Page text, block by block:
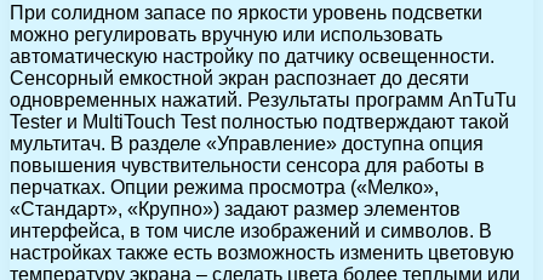
При солидном запасе по яркости уровень подсветки
можно регулировать вручную или использовать
автоматическую настройку по датчику освещенности.
Сенсорный емкостной экран распознает до десяти
одновременных нажатий. Результаты программ AnTuTu
Tester и MultiTouch Test полностью подтверждают такой
мультитач. В разделе «Управление» доступна опция
повышения чувствительности сенсора для работы в
перчатках. Опции режима просмотра («Мелко»,
«Стандарт», «Крупно») задают размер элементов
интерфейса, в том числе изображений и символов. В
настройках также есть возможность изменить цветовую
температуру экрана – сделать цвета более теплыми или